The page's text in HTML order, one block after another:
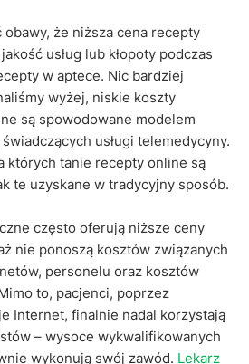
że niższa cena recepty
usług lub kłopoty podczas
w aptece. Nic bardziej
wyżej, niskie koszty
są spowodowane modelem
usługi telemedycyny.
których tanie recepty online są
te uzyskane w tradycyjny sposób.
często oferują niższe ceny
nie ponoszą kosztów związanych
personelu oraz kosztów
to, pacjenci, poprzez
Internet, finalnie nadal korzystają
– wysoce wykwalifikowanych
wykonują swój zawód. Lekarz